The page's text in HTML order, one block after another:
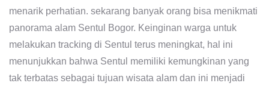
menarik perhatian. sekarang banyak orang bisa menikmati
panorama alam Sentul Bogor. Keinginan warga untuk
melakukan tracking di Sentul terus meningkat, hal ini
menunjukkan bahwa Sentul memiliki kemungkinan yang
tak terbatas sebagai tujuan wisata alam dan ini menjadi